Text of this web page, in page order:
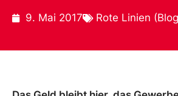
9. Mai 2017 Rote Linien